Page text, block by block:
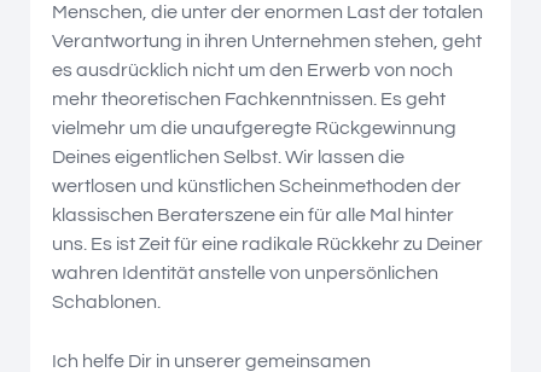
Menschen, die unter der enormen Last der totalen
Verantwortung in ihren Unternehmen stehen, geht
es ausdrücklich nicht um den Erwerb von noch
mehr theoretischen Fachkenntnissen. Es geht
vielmehr um die unaufgeregte Rückgewinnung
Deines eigentlichen Selbst. Wir lassen die
wertlosen und künstlichen Scheinmethoden der
klassischen Beraterszene ein für alle Mal hinter
uns. Es ist Zeit für eine radikale Rückkehr zu Deiner
wahren Identität anstelle von unpersönlichen
Schablonen.
Ich helfe Dir in unserer gemeinsamen